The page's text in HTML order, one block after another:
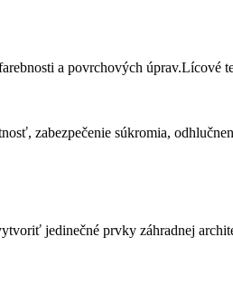
a povrchových úprav.Lícové
zabezpečenie súkromia,
jedinečné prvky záhradnej